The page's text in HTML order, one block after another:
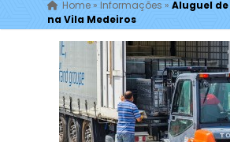
Home» Informações » Aluguel
na Vila Medeiros